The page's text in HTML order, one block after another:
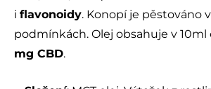
i flavonoidy. Konopí je pěstováno v
podmínkách. Olej obsahuje v
mg CBD.